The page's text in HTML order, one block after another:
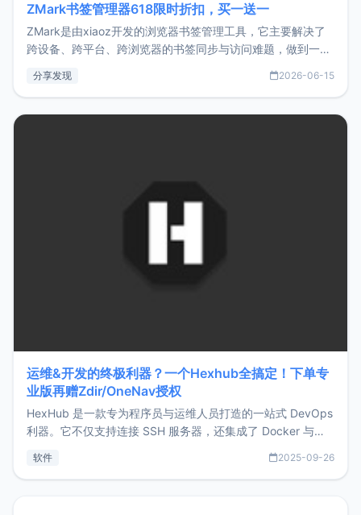
ZMark书签管理器618限时折扣，买一送一
ZMark是由xiaoz开发的浏览器书签管理工具，它主要解决了
跨设备、跨平台、跨浏览器的书签同步与访问难题，做到一处
用，让管理更高效。ZMark官网地址：
分享发现 2026-06-15
运维&开发的终极利器？一个Hexhub全搞定！下单专
业版再赠Zdir/OneNav授权
HexHub 是一款专为程序员与运维人员打造的一站式 DevOps
利器。它不仅支持连接 SSH 服务器，还集成了 Docker 与常
件间频繁切换，仅凭 HexHub 即可同时搞定运维与数据库操
软件 2025-09-26